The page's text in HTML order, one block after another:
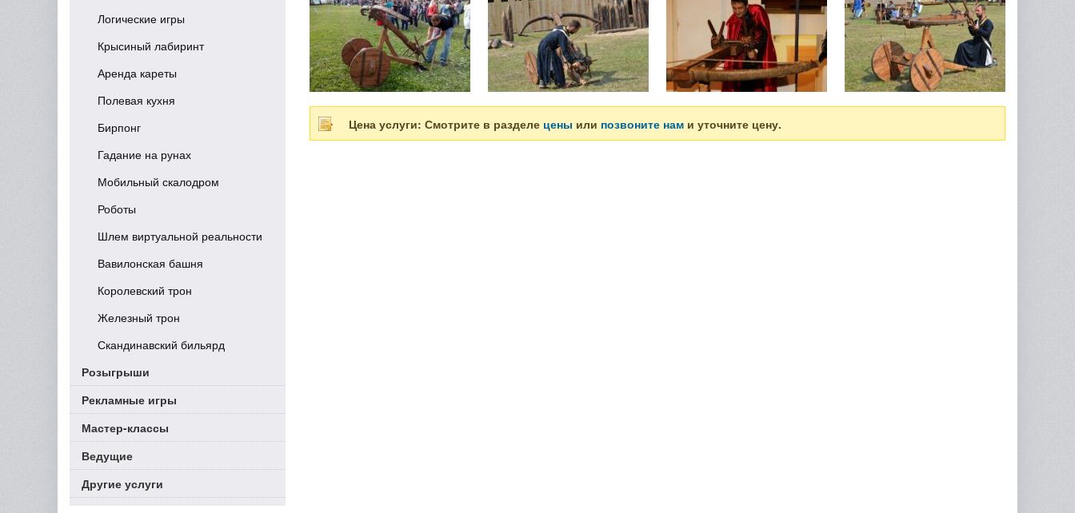
Цена услуги: Смотрите в разделе цены или позвоните нами уточните цену.
Логические игры
Крысиный лабиринт
Аренда кареты
Полевая кухня
Бирпонг
Гадание на рунах
Мобильный скалодром
Роботы
Шлем виртуальной реальности
Вавилонская башня
Королевский трон
Железный трон
Скандинавский бильярд
Розыгрыши
Рекламные игры
Мастер-классы
Ведущие
Другие услуги